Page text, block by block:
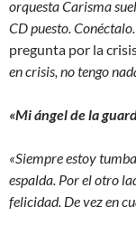
orquesta Carisma
CD puesto.
pregunta por la
en crisis, no tengo
«Mi ángel de la
«Siempre estoy
espalda. Por el otro
felicidad. De vez en